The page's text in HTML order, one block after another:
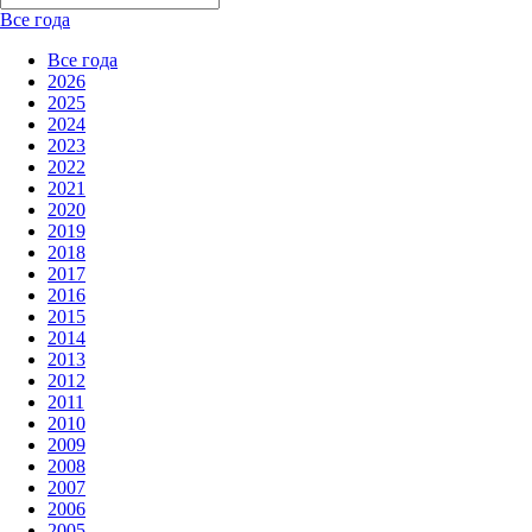
Все года
Все года
2026
2025
2024
2023
2022
2021
2020
2019
2018
2017
2016
2015
2014
2013
2012
2011
2010
2009
2008
2007
2006